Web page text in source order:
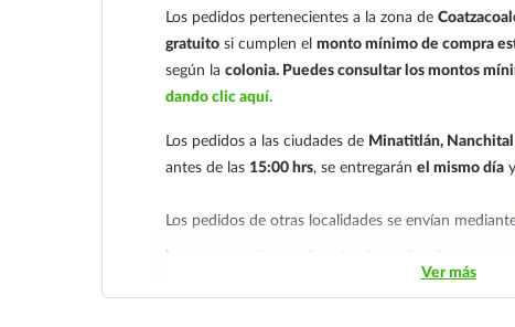
Los pedidos pertenecientes a la zona de
gratuito si cumplen elmonto mínimo de compra
según lacolonia. Puedes consultar los montos
dando clic aquí.
Los pedidos a las ciudades de Minatitlán,
antes de las 15:00 hrs, se entregaránel mismo día
Los pedidos de otras localidades se envían
Tenemos dos tarifas dependiendo del tiempo de
Ver más